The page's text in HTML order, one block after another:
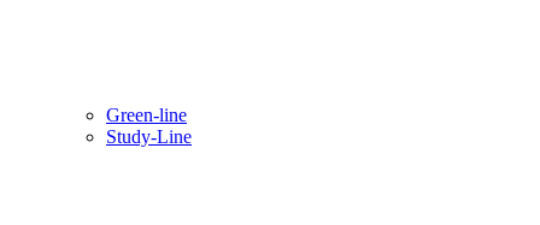
Green-line
Study-Line